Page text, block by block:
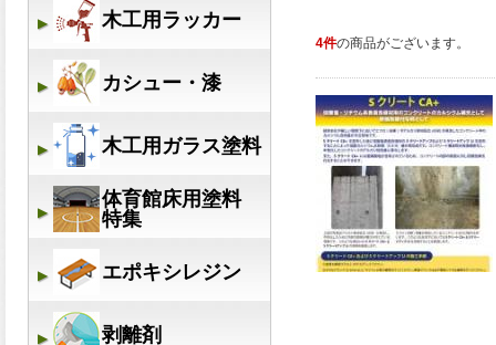
4件の商品がございます。